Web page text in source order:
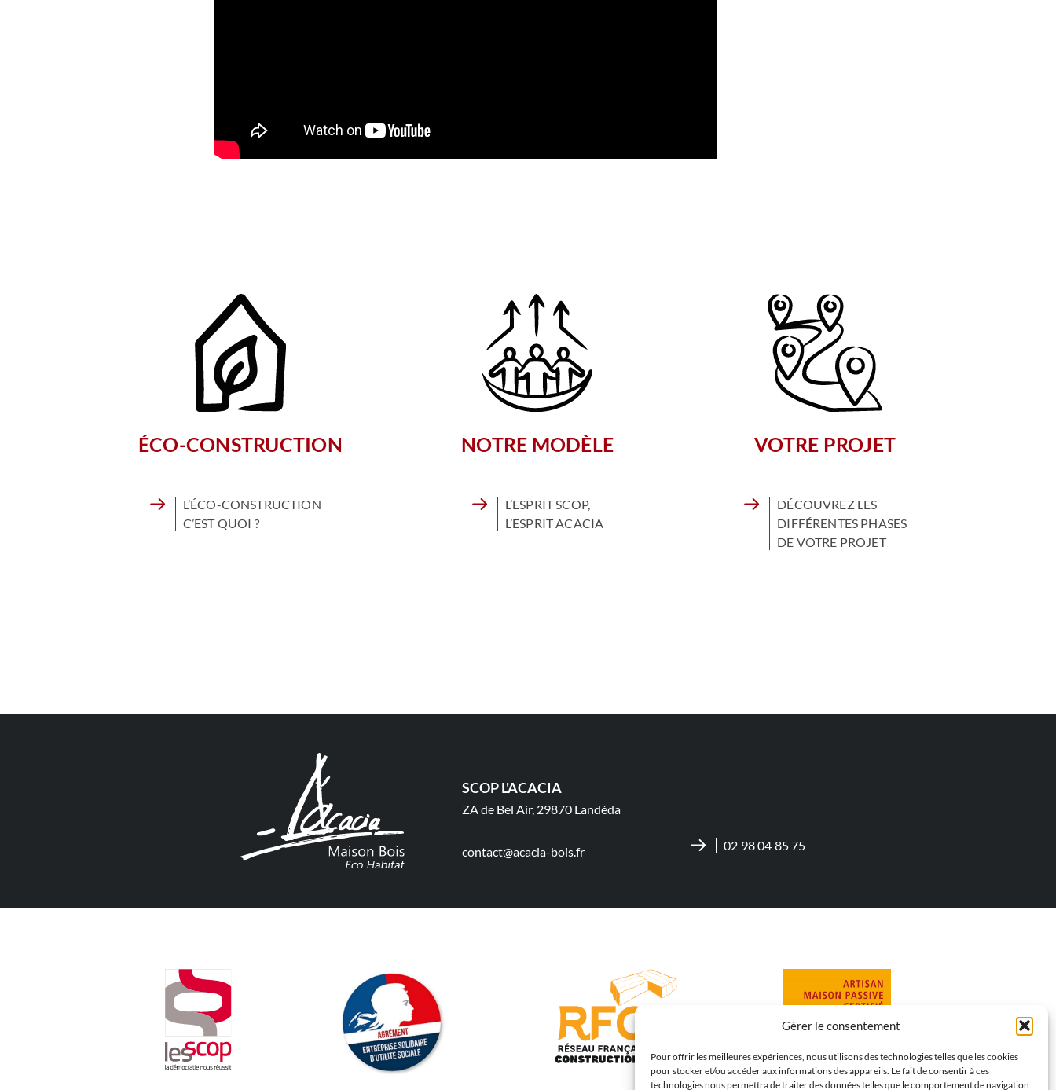
Gérer le consentement
Pour offrir les meilleures expériences, nous utilisons des technologies telles que les cookies
pour stocker et/ou accéder aux informations des appareils. Le fait de consentir à ces
technologies nous permettra de traiter des données telles que le comportement de navigation
ÉCO-CONSTRUCTION
L’ÉCO-CONSTRUCTION
C’EST QUOI ?
NOTRE MODÈLE
L’ESPRIT SCOP,
L’ESPRIT ACACIA
VOTRE PROJET
DÉCOUVREZ LES
DIFFÉRENTES PHASES
DE VOTRE PROJET
SCOP L'ACACIA
ZA de Bel Air, 29870 Landéda
contact@acacia-bois.fr 02 98 04 85 75